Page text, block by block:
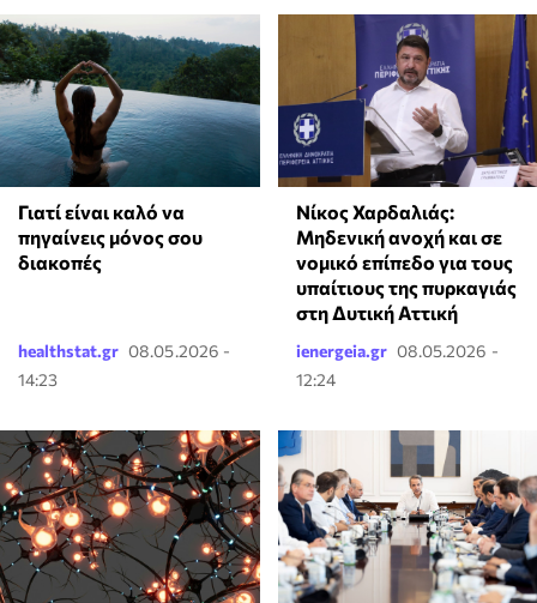
Γιατί είναι καλό να
πηγαίνεις μόνος σου
διακοπές
healthstat.gr 08.05.2026 -
14:23
Νίκος Χαρδαλιάς:
Μηδενική ανοχή και σε
νομικό επίπεδο για τους
υπαίτιους της πυρκαγιάς
στη Δυτική Αττική
ienergeia.gr 08.05.2026 -
12:24